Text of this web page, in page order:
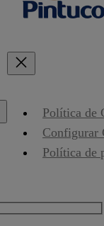
Política de
Configurar
Política de